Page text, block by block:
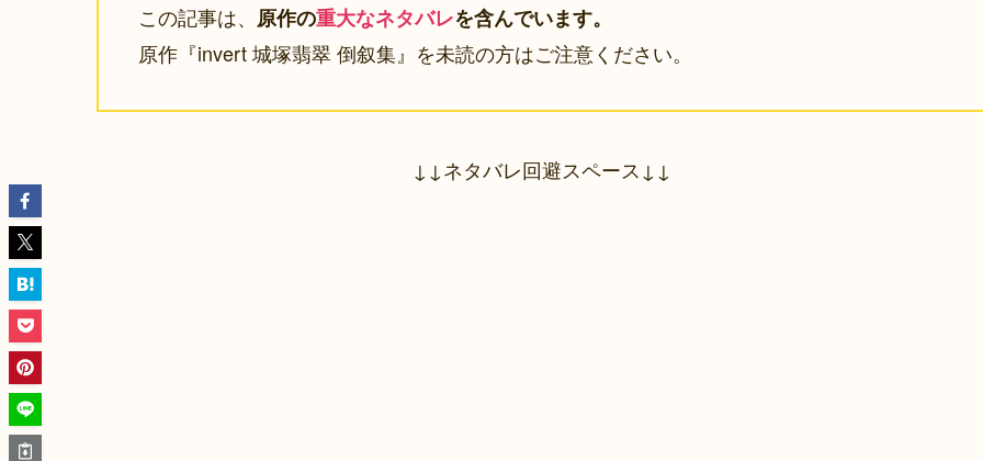
この記事は、 原作の重大なネタバレを含んでいます。
原作『invert 城塚翡翠 倒叙集』を未読の方はご注意ください。
↓↓ネタバレ回避スペース↓↓